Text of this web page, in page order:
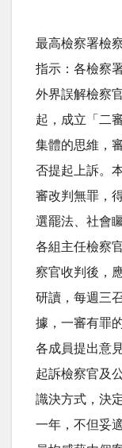
最高檢察署檢
指示：各檢察
外界誤解檢察
起，成立「二
集體的思維，
否提起上訴。
審改判無罪，
選罷法、社會
各組主任檢察
察官收判後，
研讀，每週三
據，一審有罪
各成員提出意
起訴檢察官及
識決方式，決
一年，不但妥